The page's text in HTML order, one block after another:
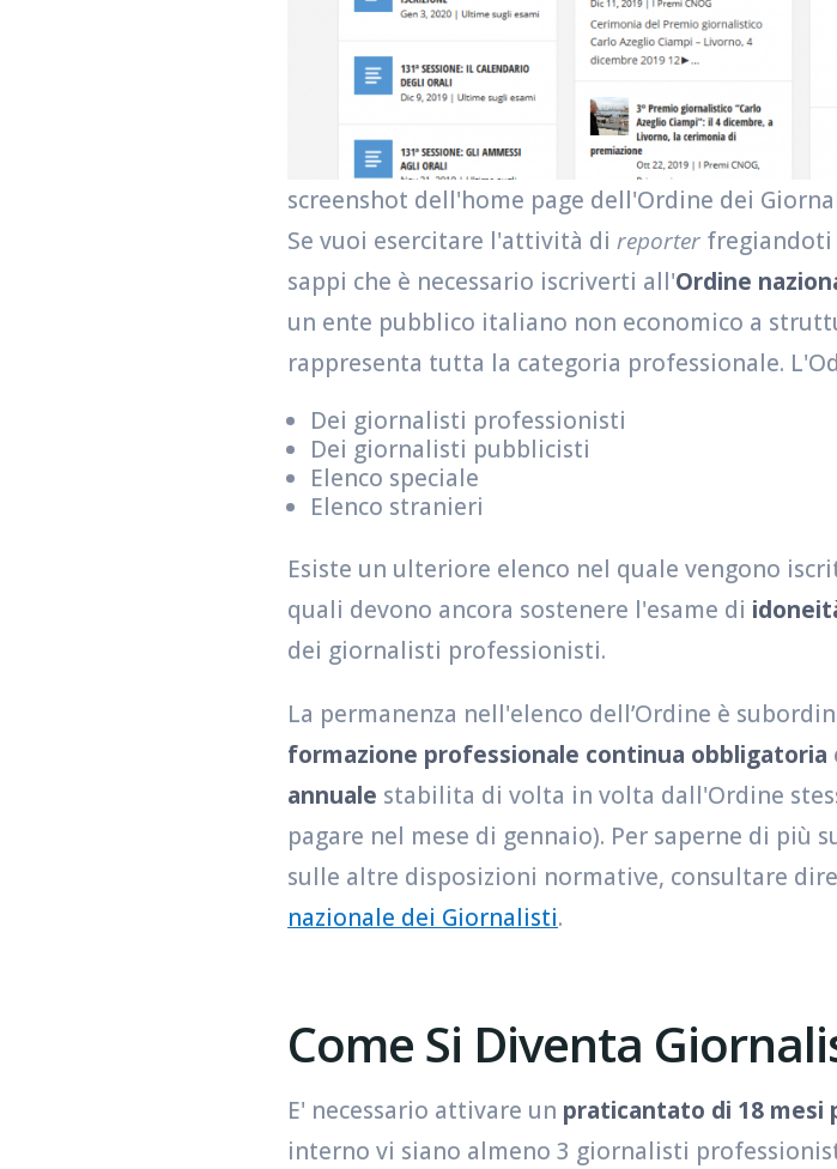
screenshot dell'home page dell'Ordine dei
Se vuoi esercitare l'attività di reporter
sappi che è necessario iscriverti all'Ordine
un ente pubblico italiano non economico a
rappresenta tutta la categoria professionale.
Dei giornalisti professionisti
Dei giornalisti pubblicisti
Elenco speciale
Elenco stranieri
Esiste un ulteriore elenco nel quale vengono
quali devono ancora sostenere l'esame di
dei giornalisti professionisti.
La permanenza nell'elenco dell’Ordine è
formazione professionale continua obbligatoria
annuale stabilita di volta in volta dall'Ordine
pagare nel mese di gennaio). Per saperne di più
sulle altre disposizioni normative, consultare
nazionale dei Giornalisti.
Come Si Diventa
E' necessario attivare un praticantato di 18 mesi
interno vi siano almeno 3 giornalisti